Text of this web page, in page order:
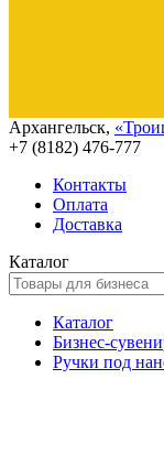
Архангельск,
+7 (8182) 476-777
Контакты
Оплата
Доставка
Каталог
Каталог
Бизнес-
Ручки под